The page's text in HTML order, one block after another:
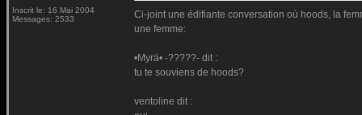
Inscrit le: 16 Mai 2004
Messages: 2533
Ci-joint une édifiante conversation où hoods, la
une femme:
•Myrä• -?????- dit :
tu te souviens de hoods?
ventoline dit :